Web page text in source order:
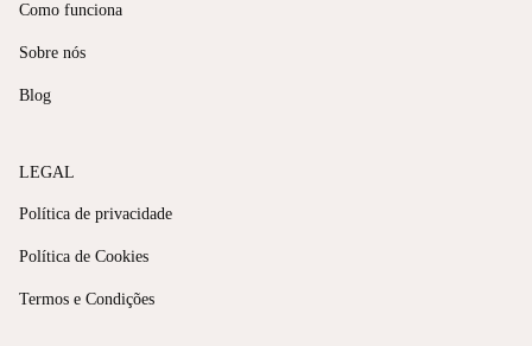
Como funciona
Sobre nós
Blog
LEGAL
Política de privacidade
Política de Cookies
Termos e Condições